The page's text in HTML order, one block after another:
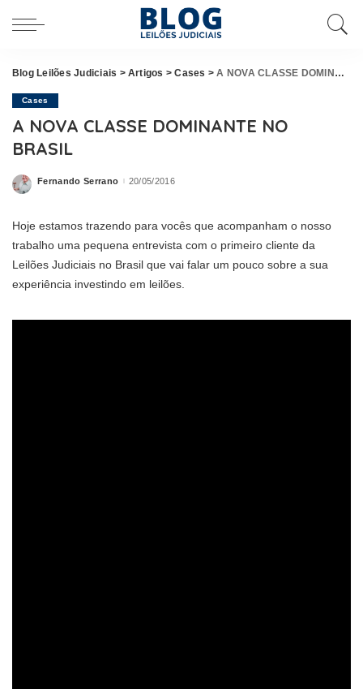
Blog Leilões Judiciais >Artigos >Cases >A NOVA CLASSE DOMINANTE NO BRASIL
Cases
A NOVA CLASSE DOMINANTE NO
BRASIL
Posted
Fernando Serrano 20/05/2016
Hoje estamos trazendo para vocês que acompanham o nosso
trabalho uma pequena entrevista com o primeiro cliente da
Leilões Judiciais no Brasil que vai falar um pouco sobre a sua
experiência investindo em leilões.